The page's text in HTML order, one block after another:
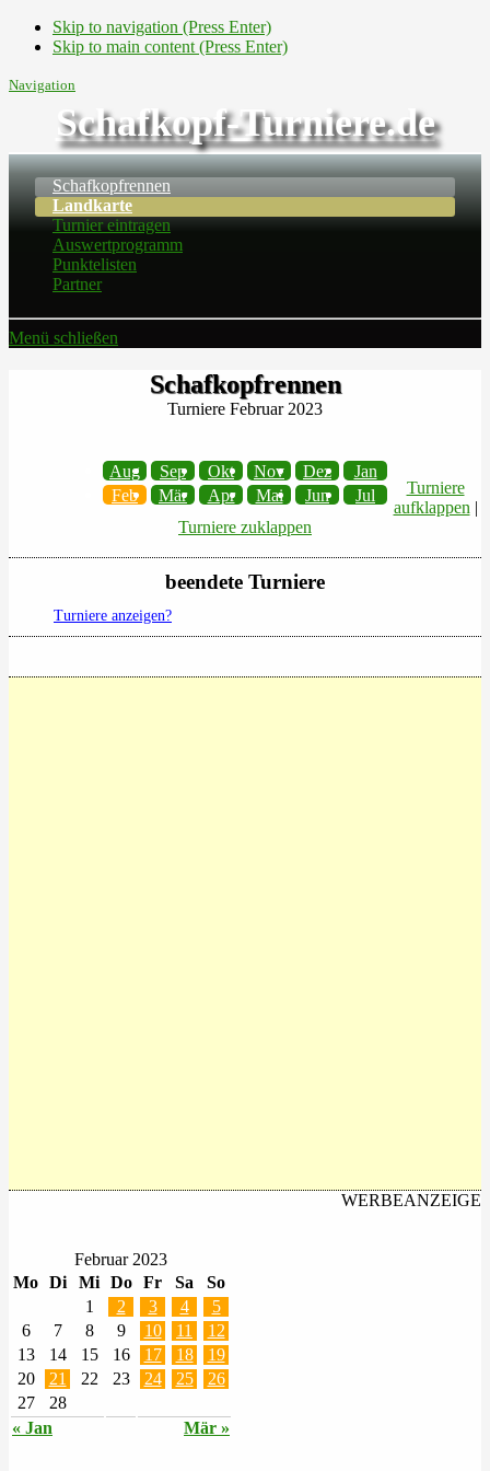
Skip to navigation (Press Enter)
Skip to main content (Press Enter)
Navigation
Schafkopf-Turniere.de
Schafkopfrennen
Landkarte
Turnier eintragen
Auswertprogramm
Punktelisten
Partner
Menü schließen
Schafkopfrennen
Turniere Februar 2023
Aug Sep Okt Nov Dez
Jan
Feb
Mär Apr Mai Jun Jul
Turniere
aufklappen |
Turniere zuklappen
beendete Turniere
Turniere anzeigen?
WERBEANZEIGE
Februar 2023
Mo Di Mi Do Fr Sa So
« Jan Mär »
1 2 3 4
5
6
7 8 9 10 11
12
13
14 15 16 17 18
19
20
21 22 23 24 25
26
27
28